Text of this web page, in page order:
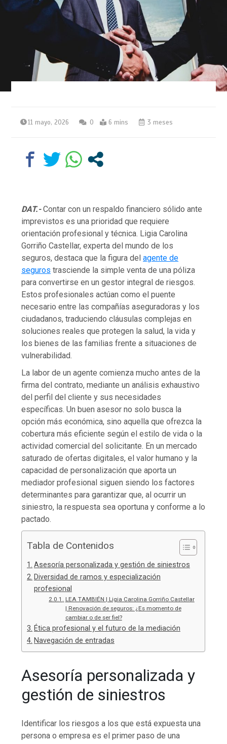
11 mayo, 2026 0 6 mins 3 meses
DAT.-Contar con un respaldo financiero sólido ante
imprevistos es una prioridad que requiere
orientación profesional y técnica. Ligia Carolina
Gorriño Castellar, experta del mundo de los
seguros, destaca que la figura delagente de
seguros trasciende la simple venta de una póliza
para convertirse en un gestor integral de riesgos.
Estos profesionales actúan como el puente
necesario entre las compañías aseguradoras y los
ciudadanos, traduciendo cláusulas complejas en
soluciones reales que protegen la salud, la vida y
los bienes de las familias frente a situaciones de
vulnerabilidad.
La labor de un agente comienza mucho antes de la
firma del contrato, mediante un análisis exhaustivo
del perfil del cliente y sus necesidades
específicas. Un buen asesor no solo busca la
opción más económica, sino aquella que ofrezca la
cobertura más eficiente según el estilo de vida o la
actividad comercial del solicitante. En un mercado
saturado de ofertas digitales, el valor humano y la
capacidad de personalización que aporta un
mediador profesional siguen siendo los factores
determinantes para garantizar que, al ocurrir un
siniestro, la respuesta sea oportuna y conforme a lo
pactado.
Tabla de Contenidos
Asesoría personalizada y gestión de siniestros
Diversidad de ramos y especialización
profesional
LEA TAMBIÉN | Ligia Carolina Gorriño Castellar
| Renovación de seguros: ¿Es momento de
cambiar o de ser fiel?
Ética profesional y el futuro de la mediación
Navegación de entradas
Asesoría personalizada y
gestión de siniestros
Identificar los riesgos a los que está expuesta una
persona o empresa es el primer paso de una